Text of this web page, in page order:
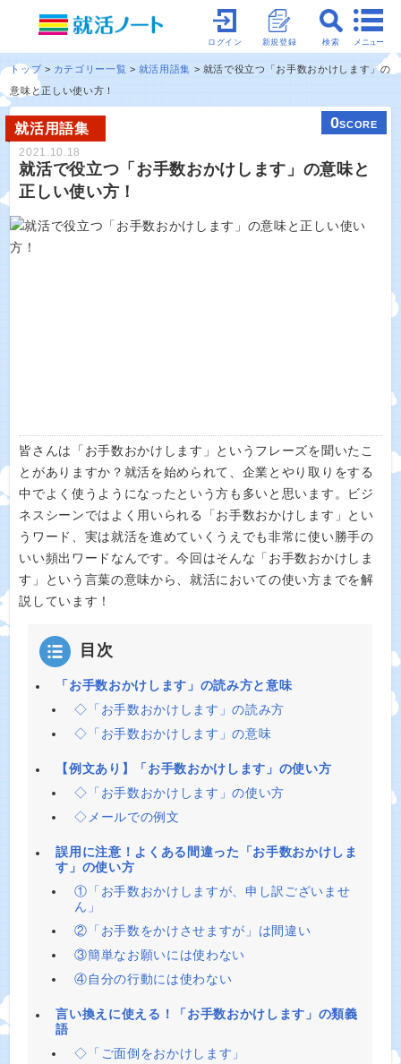
メニュー
検索
新規登録
ログイン
トップ カテゴリー一覧 就活用語集
就活で役立つ「お手数おかけします」の
意味と正しい使い方！
就活用語集 0SCORE
2021.10.18
就活で役立つ「お手数おかけします」の意味と
正しい使い方！
皆さんは「お手数おかけします」というフレーズを聞いたこ
とがありますか？就活を始められて、企業とやり取りをする
中でよく使うようになったという方も多いと思います。ビジ
ネスシーンではよく用いられる「お手数おかけします」とい
うワード、実は就活を進めていくうえでも非常に使い勝手の
いい頻出ワードなんです。今回はそんな「お手数おかけしま
す」という言葉の意味から、就活においての使い方までを解
説しています！
目次
「お手数おかけします」の読み方と意味
◇「お手数おかけします」の読み方
◇「お手数おかけします」の意味
【例文あり】「お手数おかけします」の使い方
◇「お手数おかけします」の使い方
◇メールでの例文
誤用に注意！よくある間違った「お手数おかけしま
す」の使い方
①「お手数おかけしますが、申し訳ございませ
ん」
②「お手数をかけさせますが」は間違い
③簡単なお願いには使わない
④自分の行動には使わない
言い換えに使える！「お手数おかけします」の類義
語
◇「ご面倒をおかけします」